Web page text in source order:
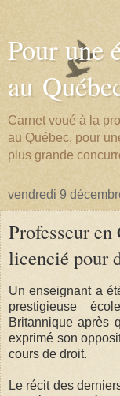
Pour une
au
Carnet voué à la
au Québec, pour
plus grande
vendredi 9
Professeur
licencié pour
Un enseignant a
prestigieuse
Britannique après
exprimé son
cours de droit.
Le récit des